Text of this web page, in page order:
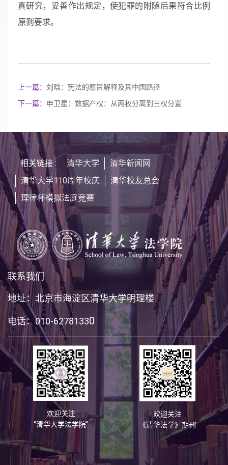
真研究，妥善作出规定，使犯罪的附随后果符合比例
原则要求。
上一篇： 刘晗：宪法的原旨解释及其中国路径
下一篇： 申卫星：数据产权：从两权分离到三权分置
相关链接 : 清华大学
清华新闻网
清华大学110周年校庆
清华校友总会
理律杯模拟法庭竞赛
联系我们
地址：北京市海淀区清华大学明理楼
电话：010-62781330
欢迎关注
“清华大学法学院”
欢迎关注
《清华法学》期刊